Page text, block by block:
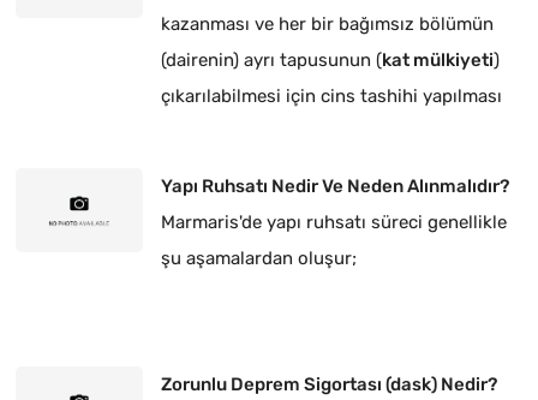
kazanması ve her bir bağımsız bölümün
(dairenin) ayrı tapusunun (kat mülkiyeti)
çıkarılabilmesi için cins tashihi yapılması
Yapı Ruhsatı Nedir Ve Neden Alınmalıdır?
Marmaris'de yapı ruhsatı süreci genellikle
şu aşamalardan oluşur;
Zorunlu Deprem Sigortası (dask) Nedir?